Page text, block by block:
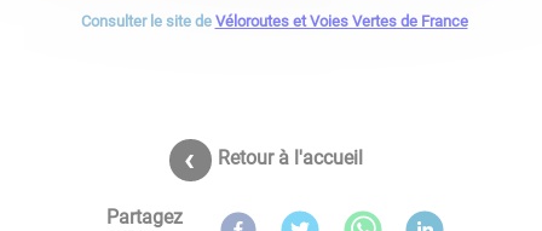
Consulter le site de Véloroutes et Voies Vertes de France
Retour à l'accueil
Partagez